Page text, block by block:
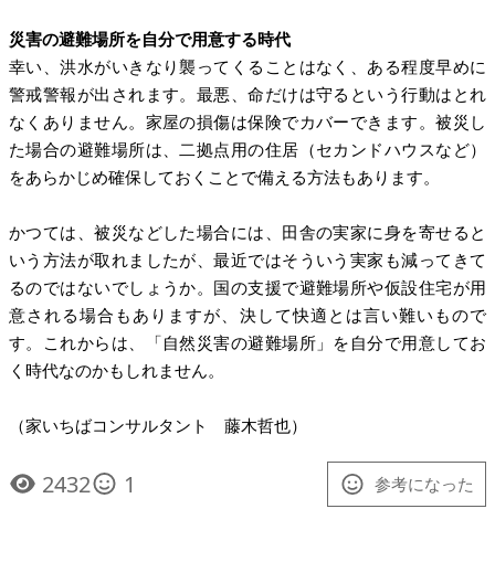
災害の避難場所を自分で用意する時代
幸い、洪水がいきなり襲ってくることはなく、ある程度早めに
警戒警報が出されます。最悪、命だけは守るという行動はとれ
なくありません。家屋の損傷は保険でカバーできます。被災し
た場合の避難場所は、二拠点用の住居（セカンドハウスなど）
をあらかじめ確保しておくことで備える方法もあります。
かつては、被災などした場合には、田舎の実家に身を寄せると
いう方法が取れましたが、最近ではそういう実家も減ってきて
るのではないでしょうか。国の支援で避難場所や仮設住宅が用
意される場合もありますが、決して快適とは言い難いもので
す。これからは、「自然災害の避難場所」を自分で用意してお
く時代なのかもしれません。
（家いちばコンサルタント 藤木哲也）
2432 1 参考になった